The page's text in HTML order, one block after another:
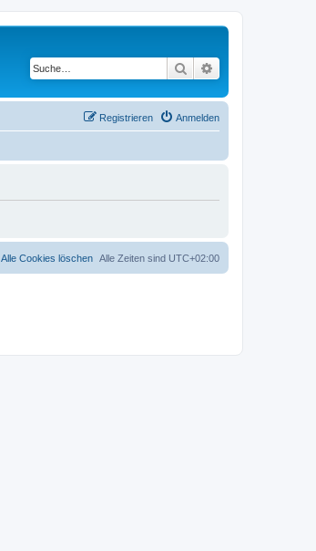
Suche
Anmelden
Registrieren
Alle Zeiten sind UTC+02:00
Alle Cookies löschen